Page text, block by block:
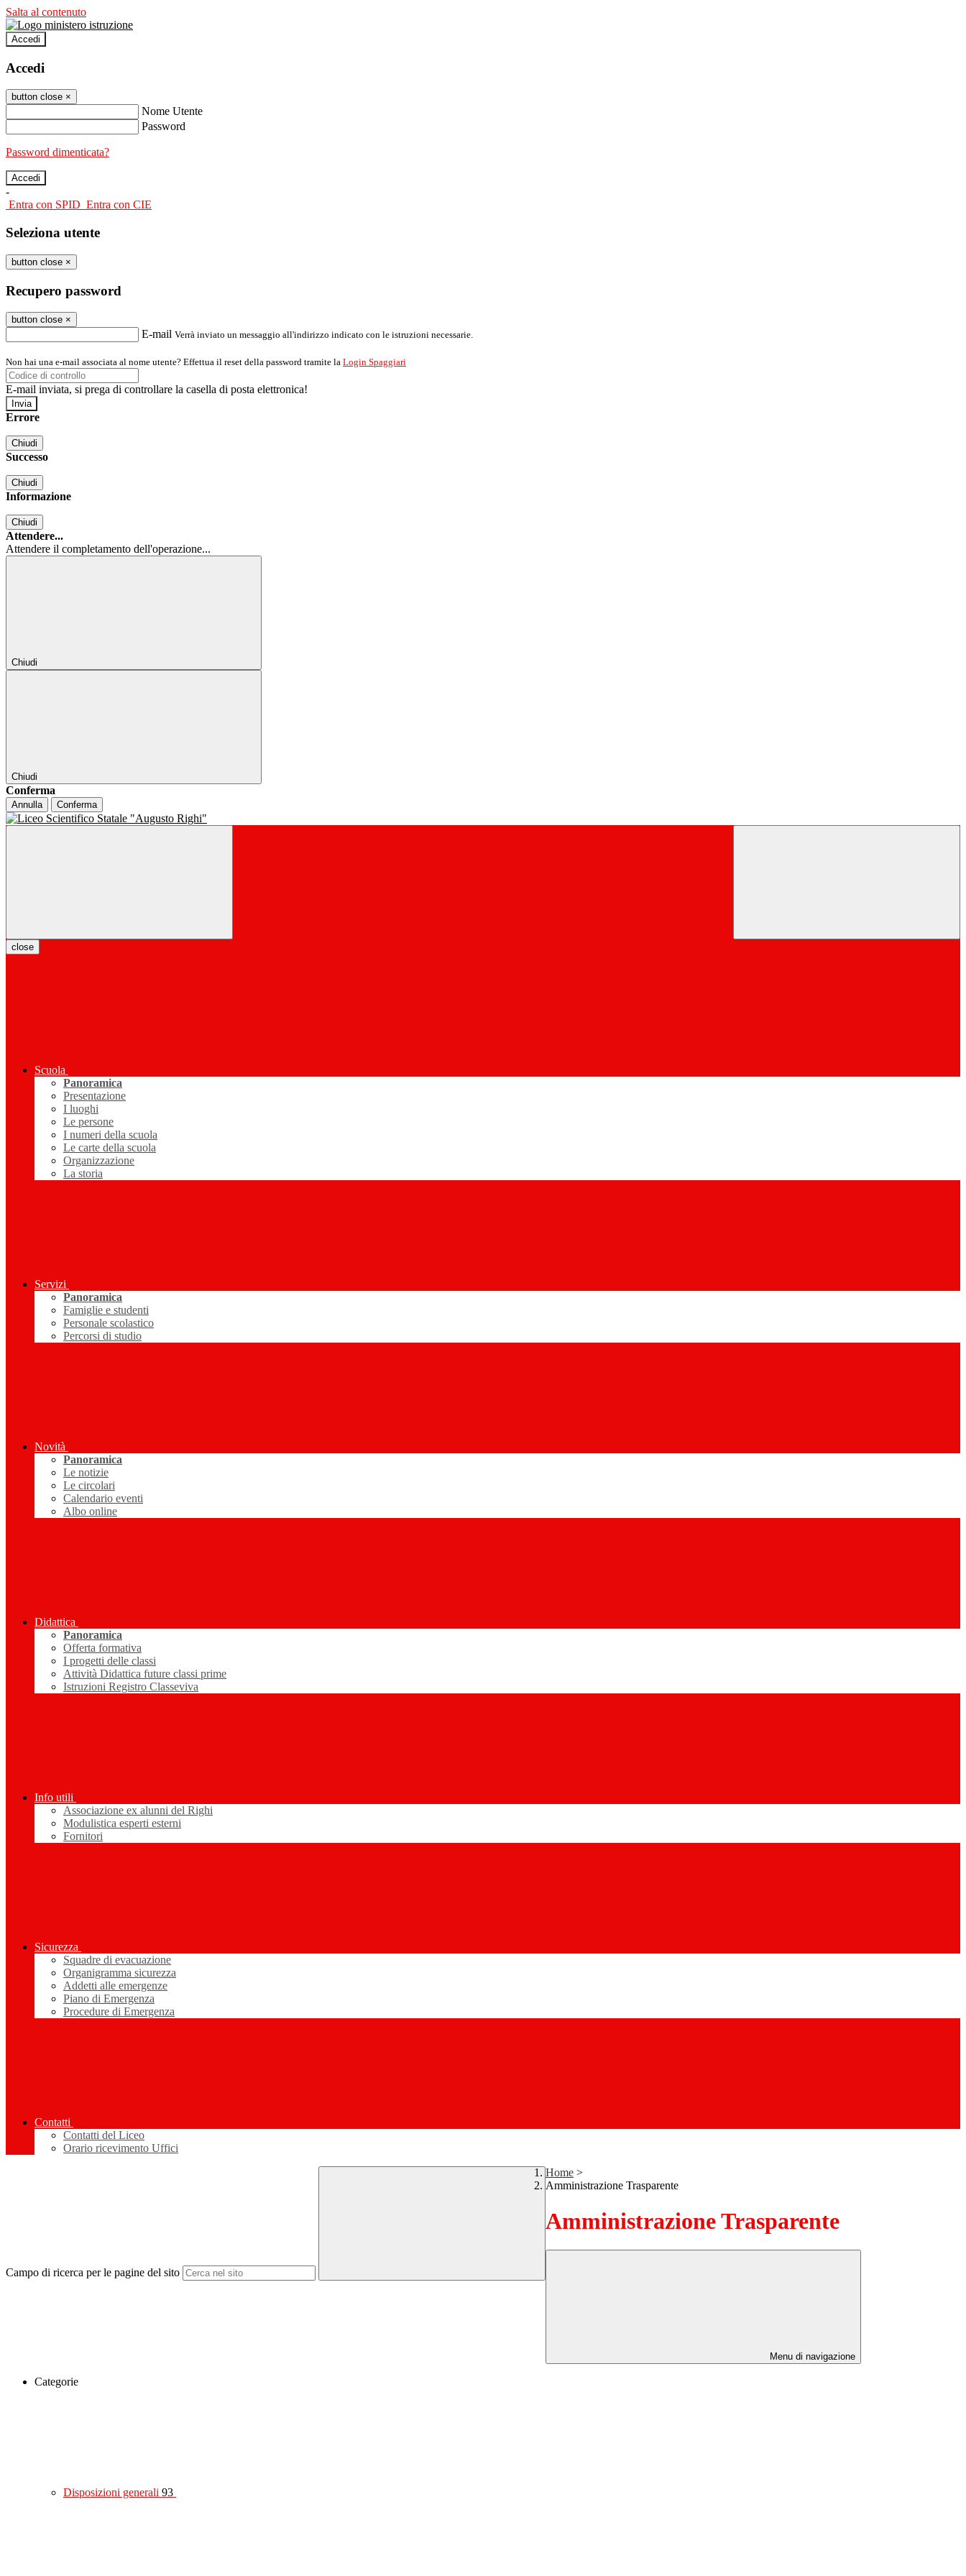
Salta al contenuto
Accedi
Accedi
button close ×
Nome Utente
Password
Password dimenticata?
-
Entra con SPID Entra con CIE
Seleziona utente
button close ×
Recupero password
button close ×
E-mail Verrà inviato un messaggio all'indirizzo indicato con le istruzioni necessarie.
Non hai una e-mail associata al nome utente? Effettua il reset della password tramite la Login Spaggiari
E-mail inviata, si prega di controllare la casella di posta elettronica!
Errore
Chiudi
Successo
Chiudi
Informazione
Chiudi
Attendere...
Attendere il completamento dell'operazione...
Chiudi
Chiudi
Conferma
Annulla Conferma
close
Scuola
Panoramica
Presentazione
I luoghi
Le persone
I numeri della scuola
Le carte della scuola
Organizzazione
La storia
Servizi
Panoramica
Famiglie e studenti
Personale scolastico
Percorsi di studio
Novità
Panoramica
Le notizie
Le circolari
Calendario eventi
Albo online
Didattica
Panoramica
Offerta formativa
I progetti delle classi
Attività Didattica future classi prime
Istruzioni Registro Classeviva
Info utili
Associazione ex alunni del Righi
Modulistica esperti esterni
Fornitori
Sicurezza
Squadre di evacuazione
Organigramma sicurezza
Addetti alle emergenze
Piano di Emergenza
Procedure di Emergenza
Contatti
Contatti del Liceo
Orario ricevimento Uffici
Campo di ricerca per le pagine del sito
Home >
Amministrazione Trasparente
Amministrazione Trasparente
Menu di navigazione
Categorie
Disposizioni generali 93